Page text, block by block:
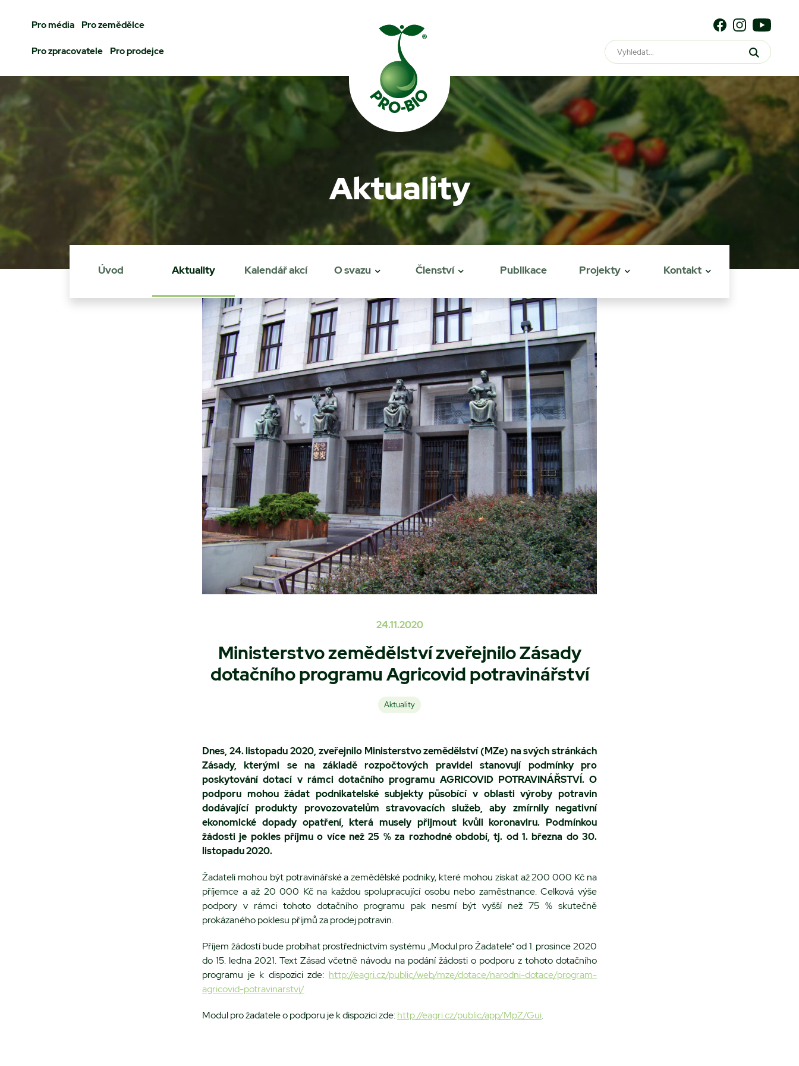
Prohledat PRO-BIO
Pro média Pro zemědělce
Pro zpracovatele Pro prodejce
Aktuality
Úvod Aktuality Kalendář akcí O svazu Členství Publikace Projekty Kontakt
24.11.2020
Ministerstvo zemědělství zveřejnilo Zásady
dotačního programu Agricovid potravinářství
Aktuality
Dnes, 24. listopadu 2020, zveřejnilo Ministerstvo zemědělství (MZe) na svých stránkách
Zásady, kterými se na základě rozpočtových pravidel stanovují podmínky pro
poskytování dotací v rámci dotačního programu AGRICOVID POTRAVINÁŘSTVÍ. O
podporu mohou žádat podnikatelské subjekty působící v oblasti výroby potravin
dodávající produkty provozovatelům stravovacích služeb, aby zmírnily negativní
ekonomické dopady opatření, která musely přijmout kvůli koronaviru. Podmínkou
žádosti je pokles příjmu o více než 25 % za rozhodné období, tj. od 1. března do 30.
listopadu 2020.
Žadateli mohou být potravinářské a zemědělské podniky, které mohou získat až 200 000 Kč na
příjemce a až 20 000 Kč na každou spolupracující osobu nebo zaměstnance. Celková výše
podpory v rámci tohoto dotačního programu pak nesmí být vyšší než 75 % skutečně
prokázaného poklesu příjmů za prodej potravin.
Příjem žádostí bude probíhat prostřednictvím systému „Modul pro Žadatele“ od 1. prosince 2020
do 15. ledna 2021. Text Zásad včetně návodu na podání žádosti o podporu z tohoto dotačního
programu je k dispozici zde: http://eagri.cz/public/web/mze/dotace/narodni-dotace/program-
agricovid-potravinarstvi/
Modul pro žadatele o podporu je k dispozici zde:http://eagri.cz/public/app/MpZ/Gui.